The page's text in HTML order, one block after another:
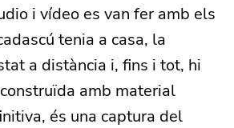
i vídeo es van fer amb els
tenia a casa, la
a distància i, fins i tot, hi
amb material
és una captura del